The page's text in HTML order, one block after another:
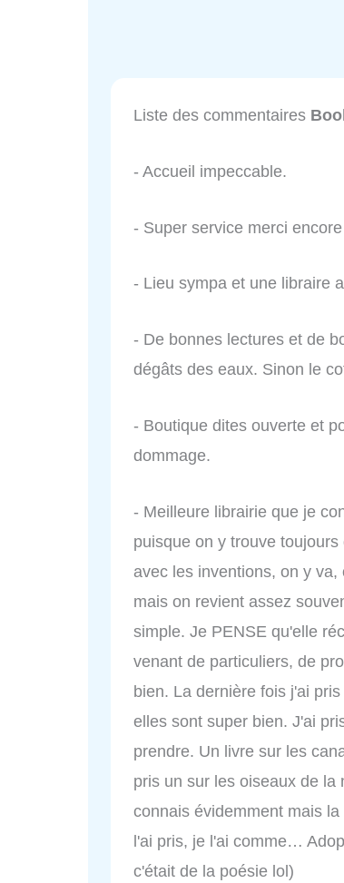
Liste des commentaires
- Accueil impeccable.
- Super service merci
- Lieu sympa et une libraire
- De bonnes lectures et de
dégâts des eaux. Sinon le
- Boutique dites ouverte et
dommage.
- Meilleure librairie que je
puisque on y trouve
avec les inventions, on y
mais on revient assez
simple. Je PENSE qu'elle
venant de particuliers, de
bien. La dernière fois j'ai
elles sont super bien. J'ai
prendre. Un livre sur les
pris un sur les oiseaux de la
connais évidemment mais
l'ai pris, je l'ai comme…
c'était de la poésie lol)